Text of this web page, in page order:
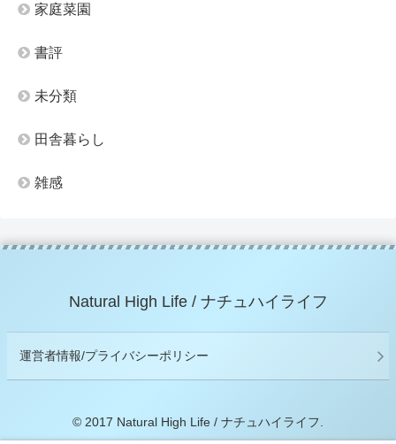
家庭菜園
書評
未分類
田舎暮らし
雑感
Natural High Life / ナチュハイライフ
運営者情報/プライバシーポリシー
© 2017 Natural High Life / ナチュハイライフ.